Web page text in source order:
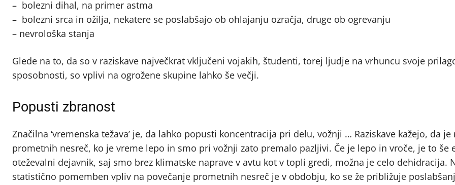
– bolezni dihal, na primer astma
– bolezni srca in ožilja, nekatere se poslabšajo ob ohlajanju ozračja, druge ob ogrevanju
– nevrološka stanja
Glede na to, da so v raziskave največkrat vključeni vojakih, študenti, torej ljudje na vrhuncu svoje
sposobnosti, so vplivi na ogrožene skupine lahko še večji.
Popusti zbranost
Značilna ‘vremenska težava’ je, da lahko popusti koncentracija pri delu, vožnji … Raziskave kažejo, da je
prometnih nesreč, ko je vreme lepo in smo pri vožnji zato premalo pazljivi. Če je lepo in vroče, je to še
oteževalni dejavnik, saj smo brez klimatske naprave v avtu kot v topli gredi, možna je celo dehidracija.
statistično pomemben vpliv na povečanje prometnih nesreč je v obdobju, ko se že približuje